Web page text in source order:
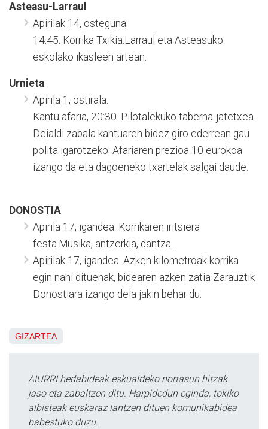
Asteasu-Larraul
Apirilak 14, osteguna.
14:45. Korrika Txikia.Larraul eta Asteasuko
eskolako ikasleen artean.
Urnieta
Apirila 1, ostirala.
Kantu afaria, 20:30. Pilotalekuko taberna-jatetxea.
Deialdi zabala kantuaren bidez giro ederrean gau
polita igarotzeko. Afariaren prezioa 10 eurokoa
izango da eta dagoeneko txartelak salgai daude.
DONOSTIA
Apirila 17, igandea. Korrikaren iritsiera
festa.Musika, antzerkia, dantza...
Apirilak 17, igandea. Azken kilometroak korrika
egin nahi dituenak, bidearen azken zatia Zarauztik
Donostiara izango dela jakin behar du.
GIZARTEA
AIURRI hedabideak eskualdeko nortasun hitzak
jaso eta zabaltzen ditu. Harpidedun eginda, tokiko
albisteak euskaraz lantzen dituen komunikabidea
babestuko duzu.